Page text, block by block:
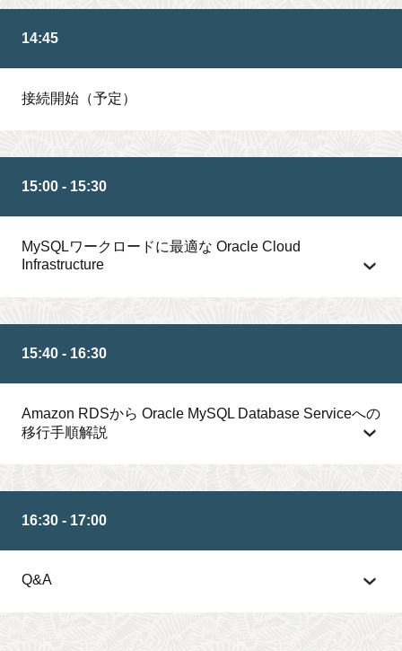
14:45
接続開始（予定）
15:00 - 15:30
MySQLワークロードに最適な Oracle Cloud
Infrastructure
15:40 - 16:30
Amazon RDSから Oracle MySQL Database Serviceへの
移行手順解説
16:30 - 17:00
Q&A